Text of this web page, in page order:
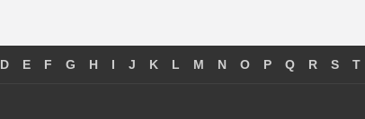
D E F G H I J K L M N O P Q R S T